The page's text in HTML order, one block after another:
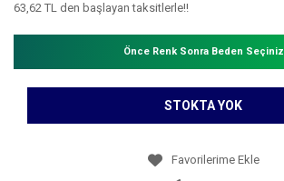
63,62 TL den başlayan taksitlerle!!
Önce Renk Sonra Beden Seçiniz
STOKTA YOK